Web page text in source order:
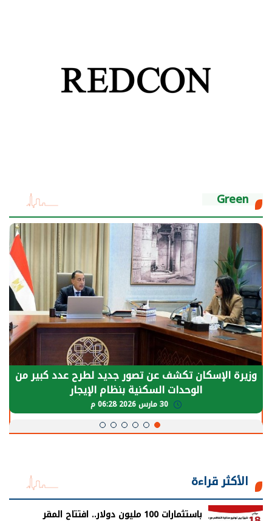
Green
وزيرة الإسكان تكشف عن تصور جديد لطرح عدد كبير من
الوحدات السكنية بنظام الإيجار
الأكثر قراءة
باستثمارات 100 مليون دولار.. افتتاح المقر